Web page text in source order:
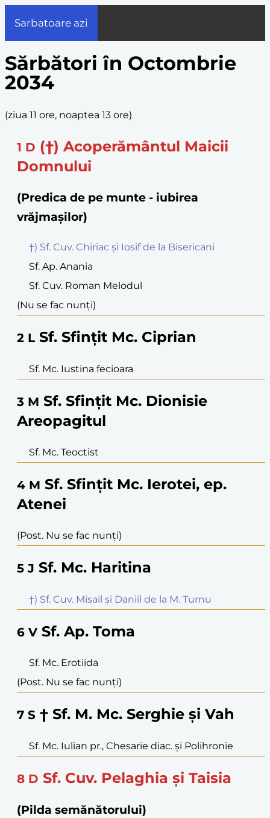
Sarbatoare azi
Sărbători în Octombrie
2034
(ziua 11 ore, noaptea 13 ore)
1 D (†) Acoperământul Maicii
Domnului
(Predica de pe munte - iubirea
vrăjmașilor)
†) Sf. Cuv. Chiriac și Iosif de la Bisericani
Sf. Ap. Anania
Sf. Cuv. Roman Melodul
(Nu se fac nunți)
2 L Sf. Sfințit Mc. Ciprian
Sf. Mc. Iustina fecioara
3 M Sf. Sfințit Mc. Dionisie
Areopagitul
Sf. Mc. Teoctist
4 M Sf. Sfințit Mc. Ierotei, ep.
Atenei
(Post. Nu se fac nunți)
5 J Sf. Mc. Haritina
†) Sf. Cuv. Misail și Daniil de la M. Turnu
6 V Sf. Ap. Toma
Sf. Mc. Erotiida
(Post. Nu se fac nunți)
7 S † Sf. M. Mc. Serghie și Vah
Sf. Mc. Iulian pr., Chesarie diac. și Polihronie
8 D Sf. Cuv. Pelaghia și Taisia
(Pilda semănătorului)